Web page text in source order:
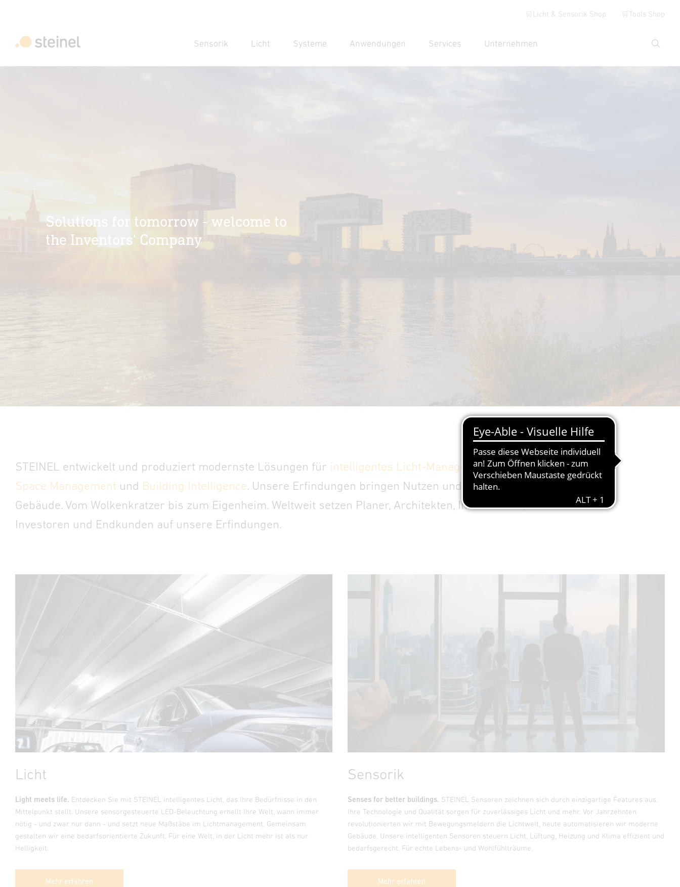
🛒Licht & Sensorik Shop 🛒Tools Shop
Sensorik Licht Systeme Anwendungen Services Unternehmen
Suche
Solutions for tomorrow - welcome to
the Inventors' Company
STEINEL entwickelt und produziert modernste Lösungen für intelligentes Licht-Management,Work-
Space Management und Building Intelligence. Unsere Erfindungen bringen Nutzen und Komfort in jedes
Gebäude. Vom Wolkenkratzer bis zum Eigenheim. Weltweit setzen Planer, Architekten, Installateure,
Investoren und Endkunden auf unsere Erfindungen.
Licht
Light meets life. Entdecken Sie mit STEINEL intelligentes Licht, das Ihre Bedürfnisse in den
Mittelpunkt stellt. Unsere sensorgesteuerte LED-Beleuchtung erhellt Ihre Welt, wann immer
nötig - und zwar nur dann - und setzt neue Maßstäbe im Lichtmanagement. Gemeinsam
gestalten wir eine bedarfsorientierte Zukunft. Für eine Welt, in der Licht mehr ist als nur
Helligkeit.
Mehr erfahren
Sensorik
Senses for better buildings. STEINEL Sensoren zeichnen sich durch einzigartige Features aus.
Ihre Technologie und Qualität sorgen für zuverlässiges Licht und mehr. Vor Jahrzehnten
revolutionierten wir mit Bewegungsmeldern die Lichtwelt, heute automatisieren wir moderne
Gebäude. Unsere intelligenten Sensoren steuern Licht, Lüftung, Heizung und Klima effizient und
bedarfsgerecht. Für echte Lebens- und Wohlfühlträume.
Mehr erfahren